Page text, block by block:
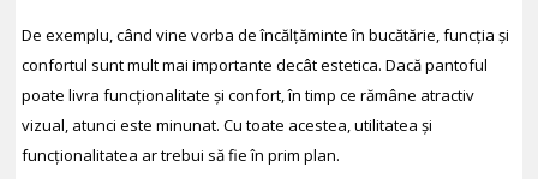
De exemplu, când vine vorba de încălțăminte în bucătărie, funcția și
confortul sunt mult mai importante decât estetica. Dacă pantoful
poate livra funcționalitate și confort, în timp ce rămâne atractiv
vizual, atunci este minunat. Cu toate acestea, utilitatea și
funcționalitatea ar trebui să fie în prim plan.